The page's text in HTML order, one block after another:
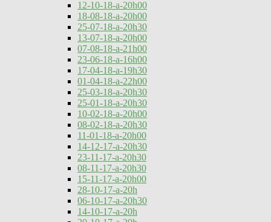
12-10-18-a-20h00
18-08-18-a-20h00
25-07-18-a-20h30
13-07-18-a-20h00
07-08-18-a-21h00
23-06-18-a-16h00
17-04-18-a-19h30
01-04-18-a-22h00
25-03-18-a-20h30
25-01-18-a-20h30
10-02-18-a-20h00
08-02-18-a-20h30
11-01-18-a-20h00
14-12-17-a-20h30
23-11-17-a-20h30
08-11-17-a-20h30
15-11-17-a-20h00
28-10-17-a-20h
06-10-17-a-20h30
14-10-17-a-20h